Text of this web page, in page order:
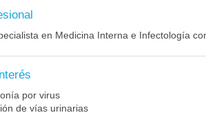
en Medicina Interna e Infectología
por virus
de vías urinarias